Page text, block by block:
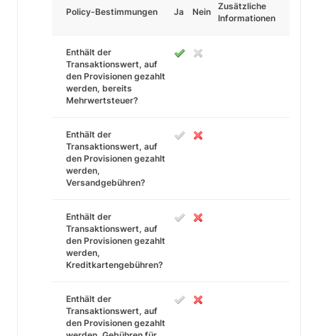
Policy-Bestimmungen Ja Nein
Zusätzliche
Informationen
Enthält der
Transaktionswert, auf
den Provisionen gezahlt
werden, bereits
Mehrwertsteuer?
Enthält der
Transaktionswert, auf
den Provisionen gezahlt
werden,
Versandgebühren?
Enthält der
Transaktionswert, auf
den Provisionen gezahlt
werden,
Kreditkartengebühren?
Enthält der
Transaktionswert, auf
den Provisionen gezahlt